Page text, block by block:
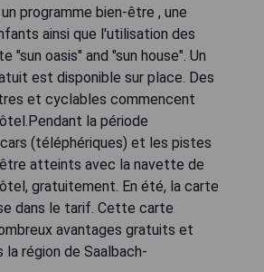
programme bien-être , une
ainsi que l'utilisation des
"sun oasis" and "sun house". Un
est disponible sur place. Des
et cyclables commencent
la période
(téléphériques) et les pistes
atteints avec la navette de
gratuitement. En été, la carte
dans le tarif. Cette carte
avantages gratuits et
la région de Saalbach-